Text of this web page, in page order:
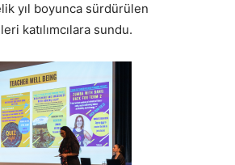
yıl boyunca sürdürülen
katılımcılara sundu.